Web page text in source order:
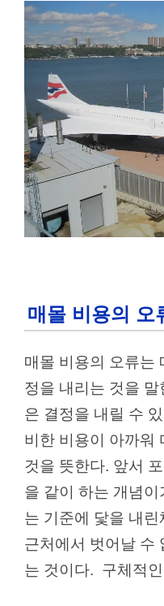
매몰 비용의 오
매몰 비용의 오류는
정을 내리는 것을
은 결정을 내릴 수
비한 비용이 아까워
것을 뜻한다. 앞서
을 같이 하는 개념이
는 기준에 닻을 내
근처에서 벗어날 수
는 것이다. 구체적